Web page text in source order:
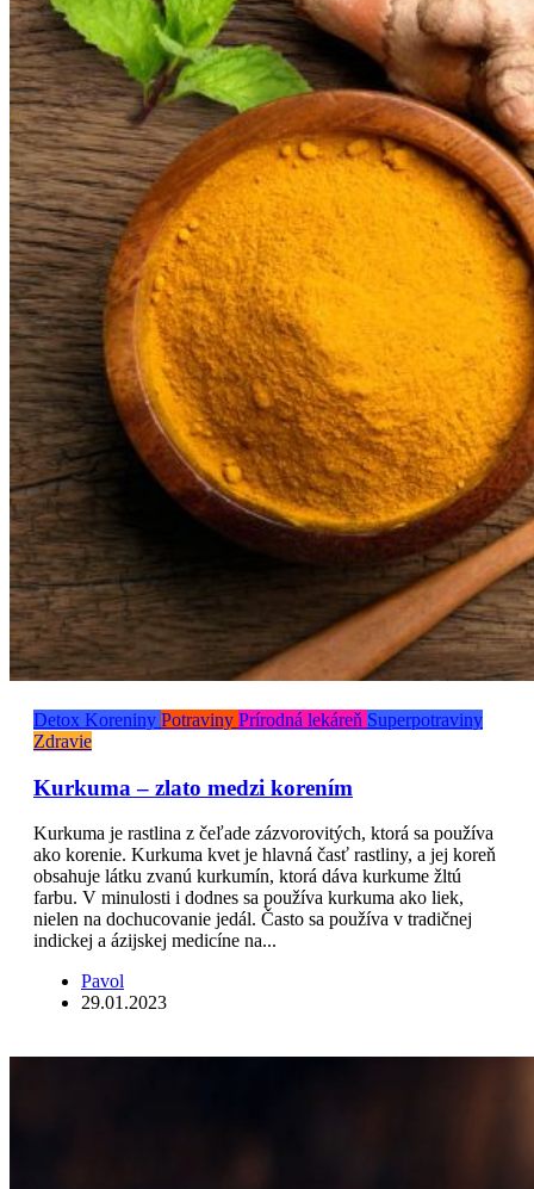
Detox Koreniny Potraviny Prírodná lekáreň Superpotraviny
Zdravie
Kurkuma – zlato medzi korením
Kurkuma je rastlina z čeľade zázvorovitých, ktorá sa používa
ako korenie. Kurkuma kvet je hlavná časť rastliny, a jej koreň
obsahuje látku zvanú kurkumín, ktorá dáva kurkume žltú
farbu. V minulosti i dodnes sa používa kurkuma ako liek,
nielen na dochucovanie jedál. Často sa používa v tradičnej
indickej a ázijskej medicíne na...
Pavol
29.01.2023